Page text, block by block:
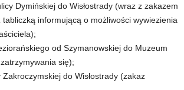
Dymińskiej do Wisłostrady (wraz z zakazem
informującą o możliwości wywiezienia
od Szymanowskiej do Muzeum
się);
do Wisłostrady (zakaz